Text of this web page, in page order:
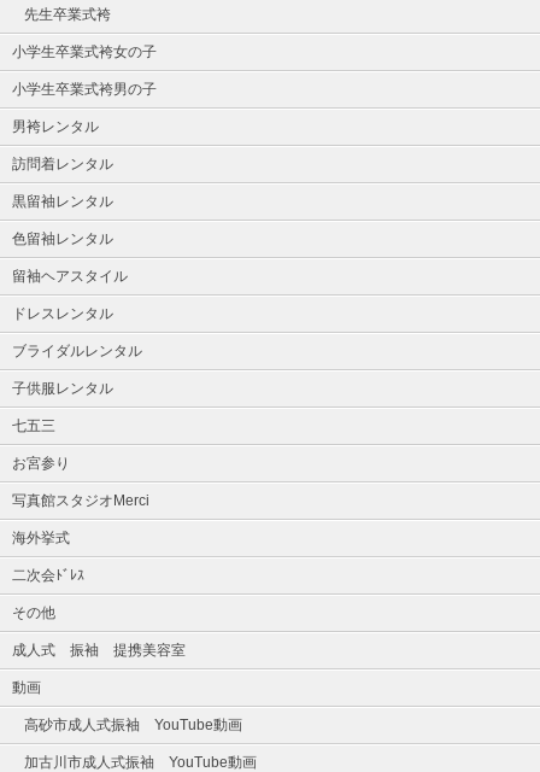
先生卒業式袴
小学生卒業式袴女の子
小学生卒業式袴男の子
男袴レンタル
訪問着レンタル
黒留袖レンタル
色留袖レンタル
留袖ヘアスタイル
ドレスレンタル
ブライダルレンタル
子供服レンタル
七五三
お宮参り
写真館スタジオMerci
海外挙式
二次会ﾄﾞﾚｽ
その他
成人式 振袖 提携美容室
動画
高砂市成人式振袖 YouTube動画
加古川市成人式振袖 YouTube動画